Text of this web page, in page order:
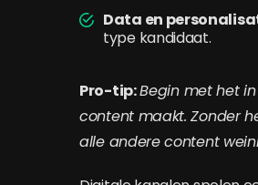
Data en
type kandidaat.
Pro-tip:Begin met het
content maakt. Zonder
alle andere content